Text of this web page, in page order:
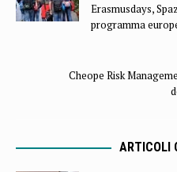
Erasmusdays,
programma
Cheope Risk
ARTICOLI